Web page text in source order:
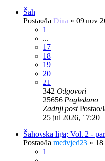
Šah
Postao/la Dina » 09 nov
1
...
17
18
19
20
21
342 Odgovori
25656 Pogledano
Zadnji postPostao/
25 jul 2026, 17:20
Šahovska liga; Vol. 2 -
Postao/la medvjed23 » 18
1